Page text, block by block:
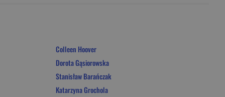
Colleen Hoover
Dorota Gąsiorowska
Stanisław Barańczak
Katarzyna Grochola